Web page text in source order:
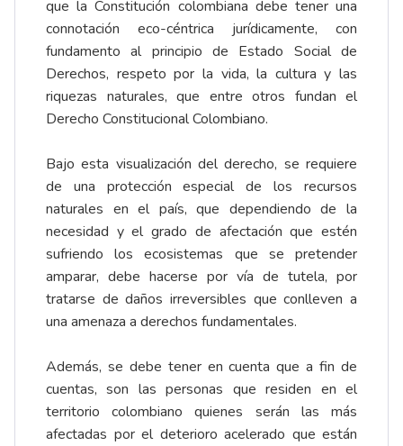
que la Constitución colombiana debe tener una
connotación eco-céntrica jurídicamente, con
fundamento al principio de Estado Social de
Derechos, respeto por la vida, la cultura y las
riquezas naturales, que entre otros fundan el
Derecho Constitucional Colombiano.
Bajo esta visualización del derecho, se requiere
de una protección especial de los recursos
naturales en el país, que dependiendo de la
necesidad y el grado de afectación que estén
sufriendo los ecosistemas que se pretender
amparar, debe hacerse por vía de tutela, por
tratarse de daños irreversibles que conlleven a
una amenaza a derechos fundamentales.
Además, se debe tener en cuenta que a fin de
cuentas, son las personas que residen en el
territorio colombiano quienes serán las más
afectadas por el deterioro acelerado que están